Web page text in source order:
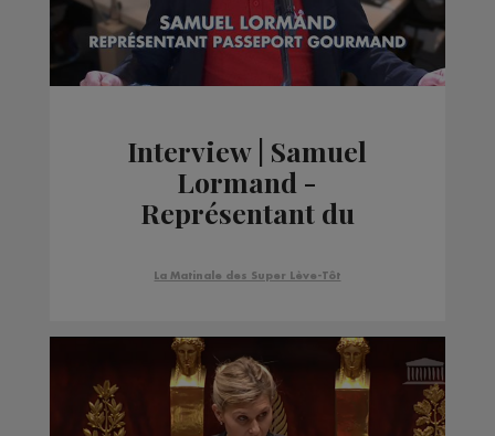
Interview | Samuel
Lormand -
Représentant du
La Matinale des Super Lève-Tôt